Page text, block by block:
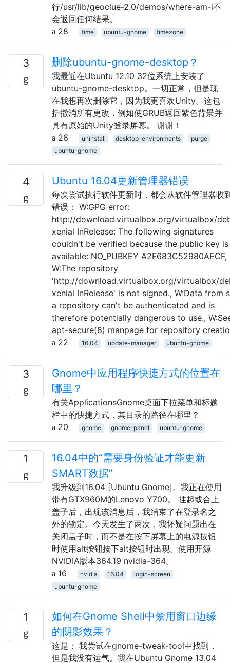
行/usr/lib/geoclue-2.0/demos/where-am-i不
会返回任何结果。
28
time ubuntu-gnome timezone
3 删除ubuntu-gnome-desktop？
我最近在Ubuntu 12.10 32位系统上安装了
ubuntu-gnome-desktop。一切正常，但是现
在我想再次删除它，因为我更喜欢Unity。这包
括撤消所有更改，例如使GRUB返回紫色背景并
具有原始的Unity登录屏幕。 谢谢！
26
uninstall desktop-environments
purge
ubuntu-gnome
4 Ubuntu 16.04更新管理器错误
每次尝试执行软件更新时，都会从软件管理器收
错误： W:GPG error:
http://download.virtualbox.org/virtualbox/
xenial InRelease: The following signatures
couldn't be verified because the public key
available: NO_PUBKEY A2F683C52980AECF,
W:The repository
'http://download.virtualbox.org/virtualbox/
xenial InRelease' is not signed., W:Data from
a repository can't be authenticated and is
therefore potentially dangerous to use.,
apt-secure(8) manpage for repository
22
16.04 update-manager ubuntu-gnome
3
Gnome中应用程序快捷方式的位置在
哪里？
有关ApplicationsGnome桌面下拉菜单和标题
栏中的快捷方式，其目录的路径在哪里？
20
gnome gnome-panel ubuntu-gnome
1
16.04中的“需要身份验证才能更新
SMART数据”
我升级到16.04 [Ubuntu Gnome]。我正在使用
带有GTX960M的Lenovo Y700。 挂起或合上
盖子后，出现该消息后，我结束了在登录名之
外的锁定。今天发生了两次，我怀疑问题出在
关闭盖子时，而不是在按下屏幕上的电源按钮
时使用alt按钮按下alt按钮时出现。使用开源
NVIDIA版本364.19 nvidia-364。
16
nvidia 16.04
login-screen
ubuntu-gnome
1
如何在Gnome Shell中禁用窗口边缘
的阴影效果？
这是： 我尝试在gnome-tweak-tool中找到，
但是我没有运气。我在Ubuntu Gnome 13.04